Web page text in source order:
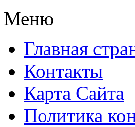
Меню
Главная
Контакты
Карта Сайта
Политика